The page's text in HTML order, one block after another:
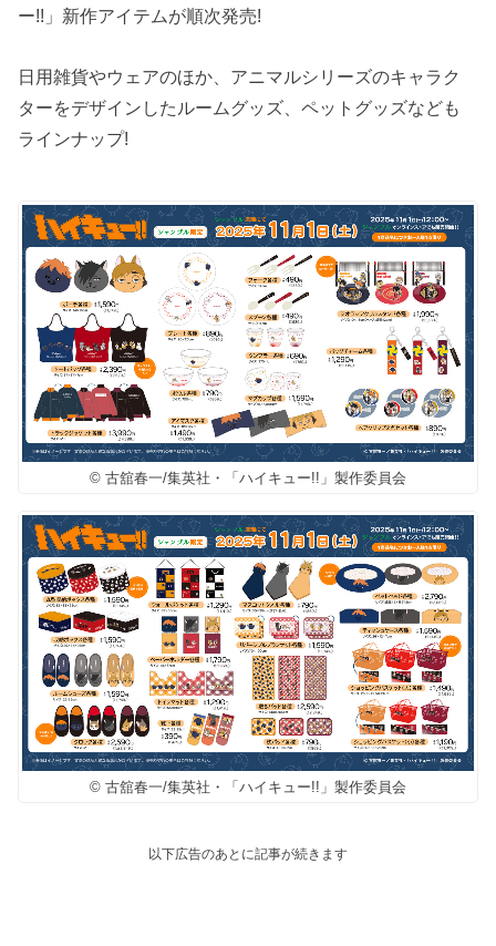
ー!!」新作アイテムが順次発売!
日用雑貨やウェアのほか、アニマルシリーズのキャラク
ターをデザインしたルームグッズ、ペットグッズなども
ラインナップ!
© 古舘春一/集英社・「ハイキュー!!」製作委員会
© 古舘春一/集英社・「ハイキュー!!」製作委員会
以下広告のあとに記事が続きます